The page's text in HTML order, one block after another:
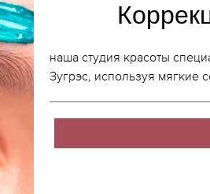
наша студия красоты
Зугрэс, используя мягкие